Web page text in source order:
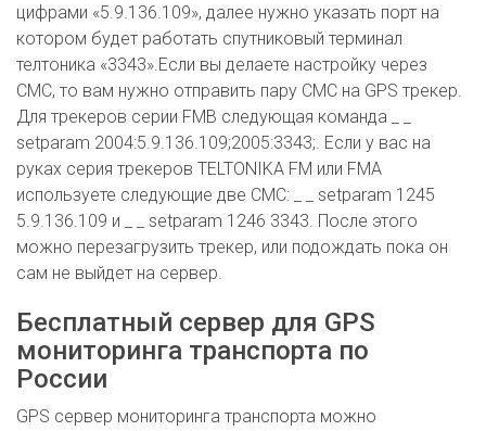
цифрами «5.9.136.109», далее нужно указать порт на
котором будет работать спутниковый терминал
телтоника «3343».Если вы делаете настройку через
СМС, то вам нужно отправить пару СМС на GPS трекер.
Для трекеров серии FMB следующая команда _ _
setparam 2004:5.9.136.109;2005:3343;. Если у вас на
руках серия трекеров TELTONIKA FM или FMA
используете следующие две СМС: _ _ setparam 1245
5.9.136.109 и _ _ setparam 1246 3343. После этого
можно перезагрузить трекер, или подождать пока он
сам не выйдет на сервер.
Бесплатный сервер для GPS
мониторинга транспорта по
России
GPS сервер мониторинга транспорта можно